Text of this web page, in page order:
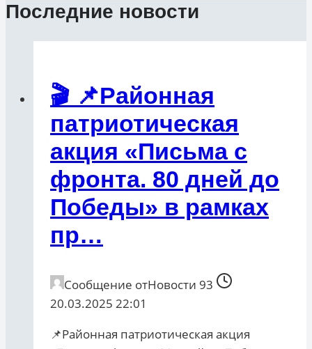
Последние новости
🎬 📌Районная
патриотическая
акция «Письма с
фронта. 80 дней до
Победы» в рамках
пр…
Сообщение отНовости 93
20.03.2025 22:01
📌Районная патриотическая акция